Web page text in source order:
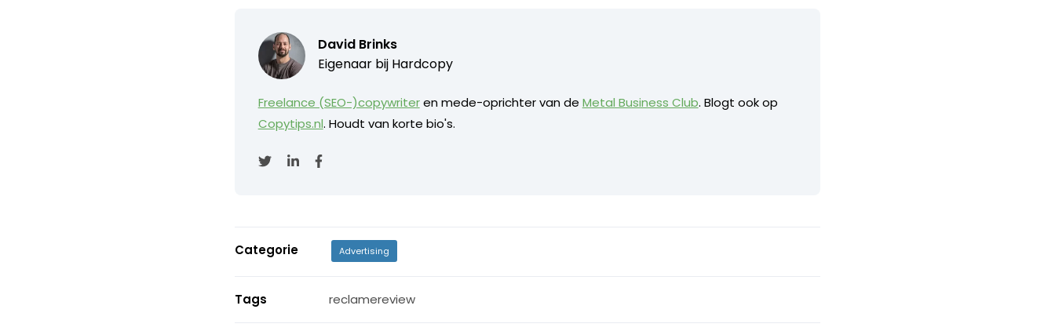
David Brinks
Eigenaar bij Hardcopy
Freelance (SEO-)copywriteren mede-oprichter van de Metal Business Club. Blogt ook op
Copytips.nl. Houdt van korte bio's.
Categorie Advertising
Tags reclamereview